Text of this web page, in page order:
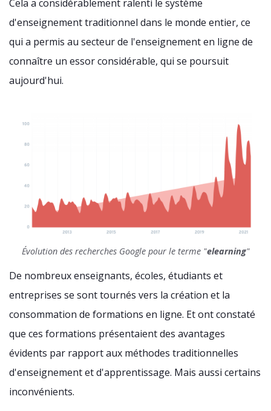
Cela a considérablement ralenti le système
d'enseignement traditionnel dans le monde entier, ce
qui a permis au secteur de l'enseignement en ligne de
connaître un essor considérable, qui se poursuit
aujourd'hui.
Évolution des recherches Google pour le terme "elearning"
De nombreux enseignants, écoles, étudiants et
entreprises se sont tournés vers la création et la
consommation de formations en ligne. Et ont constaté
que ces formations présentaient des avantages
évidents par rapport aux méthodes traditionnelles
d'enseignement et d'apprentissage. Mais aussi certains
inconvénients.